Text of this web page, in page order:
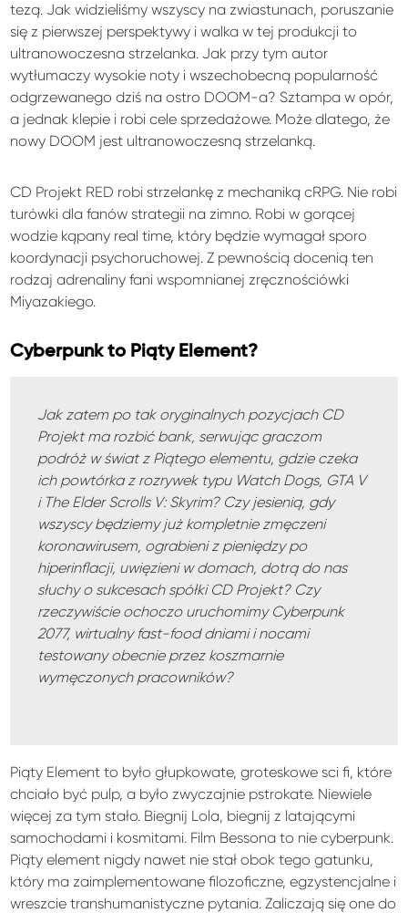
tezą. Jak widzieliśmy wszyscy na zwiastunach, poruszanie
się z pierwszej perspektywy i walka w tej produkcji to
ultranowoczesna strzelanka. Jak przy tym autor
wytłumaczy wysokie noty i wszechobecną popularność
odgrzewanego dziś na ostro DOOM-a? Sztampa w opór,
a jednak klepie i robi cele sprzedażowe. Może dlatego, że
nowy DOOM jest ultranowoczesną strzelanką.
CD Projekt RED robi strzelankę z mechaniką cRPG. Nie robi
turówki dla fanów strategii na zimno. Robi w gorącej
wodzie kąpany real time, który będzie wymagał sporo
koordynacji psychoruchowej. Z pewnością docenią ten
rodzaj adrenaliny fani wspomnianej zręcznościówki
Miyazakiego.
Cyberpunk to Piąty Element?
Jak zatem po tak oryginalnych pozycjach CD
Projekt ma rozbić bank, serwując graczom
podróż w świat z Piątego elementu, gdzie czeka
ich powtórka z rozrywek typu Watch Dogs, GTA V
i The Elder Scrolls V: Skyrim? Czy jesienią, gdy
wszyscy będziemy już kompletnie zmęczeni
koronawirusem, ograbieni z pieniędzy po
hiperinflacji, uwięzieni w domach, dotrą do nas
słuchy o sukcesach spółki CD Projekt? Czy
rzeczywiście ochoczo uruchomimy Cyberpunk
2077, wirtualny fast-food dniami i nocami
testowany obecnie przez koszmarnie
wymęczonych pracowników?
Piąty Element to było głupkowate, groteskowe sci fi, które
chciało być pulp, a było zwyczajnie pstrokate. Niewiele
więcej za tym stało. Biegnij Lola, biegnij z latającymi
samochodami i kosmitami. Film Bessona to nie cyberpunk.
Piąty element nigdy nawet nie stał obok tego gatunku,
który ma zaimplementowane filozoficzne, egzystencjalne i
wreszcie transhumanistyczne pytania. Zaliczają się one do